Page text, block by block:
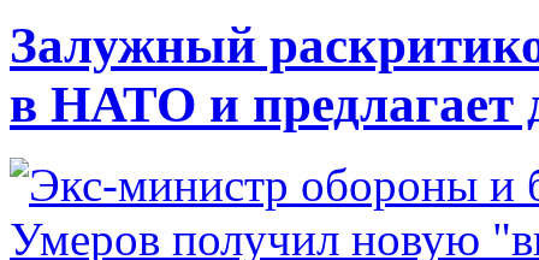
Залужный
в НАТО и предлагает